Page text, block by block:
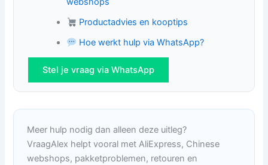
Productadvies en kooptips
Hoe werkt hulp via WhatsApp?
Stel je vraag via WhatsApp
Meer hulp nodig dan alleen deze uitleg?
VraagAlex helpt vooral met AliExpress, Chinese
webshops, pakketproblemen, retouren en